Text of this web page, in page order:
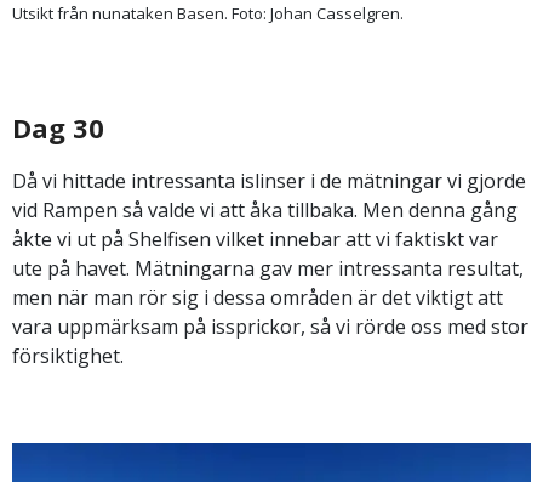
Utsikt från nunataken Basen. Foto: Johan Casselgren.
Dag 30
Då vi hittade intressanta islinser i de mätningar vi gjorde
vid Rampen så valde vi att åka tillbaka. Men denna gång
åkte vi ut på Shelfisen vilket innebar att vi faktiskt var
ute på havet. Mätningarna gav mer intressanta resultat,
men när man rör sig i dessa områden är det viktigt att
vara uppmärksam på issprickor, så vi rörde oss med stor
försiktighet.